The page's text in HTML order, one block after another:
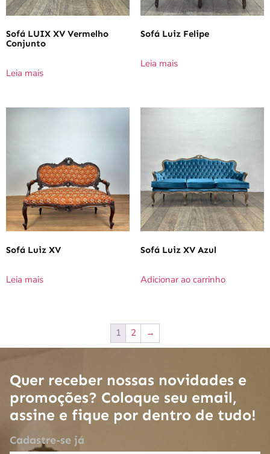
Sofá LUIX XV Vermelho
Conjunto
Leia mais
Sofá Luiz Felipe
Leia mais
Sofá Luiz XV
Leia mais
Sofá Luiz XV Azul
Adicionar ao carrinho
1 2 →
Quer receber nossas novidades e
promoções? Coloque seu email,
assine e fique por dentro de tudo!
Cadastre-se já